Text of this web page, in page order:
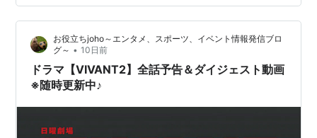
の独占輸入を実現させるべく、日本国内で暗躍してい
た。他国の産業スパイからの追跡をかわしながら、フロ
ーライト輸入の代理店業務を丸菱内で事業化させてい
く。 そんな中、入院していた別班員・熊谷（西山潤）、
高田（市川…
お役立ちjoho～エンタメ、スポーツ、イベント情報発信ブロ
グ～ • 10日前
ドラマ【VIVANT2】全話予告＆ダイジェスト動画
※随時更新中♪